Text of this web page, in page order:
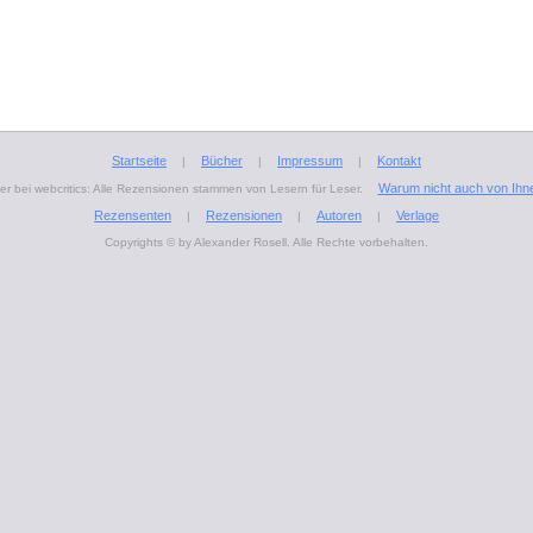
Startseite | Bücher | Impressum | Kontakt
bei webcritics: Alle Rezensionen stammen von Lesern für Leser.
Warum nicht auch von
Rezensenten
| Rezensionen | Autoren | Verlage
Copyrights © by Alexander Rosell. Alle Rechte vorbehalten.